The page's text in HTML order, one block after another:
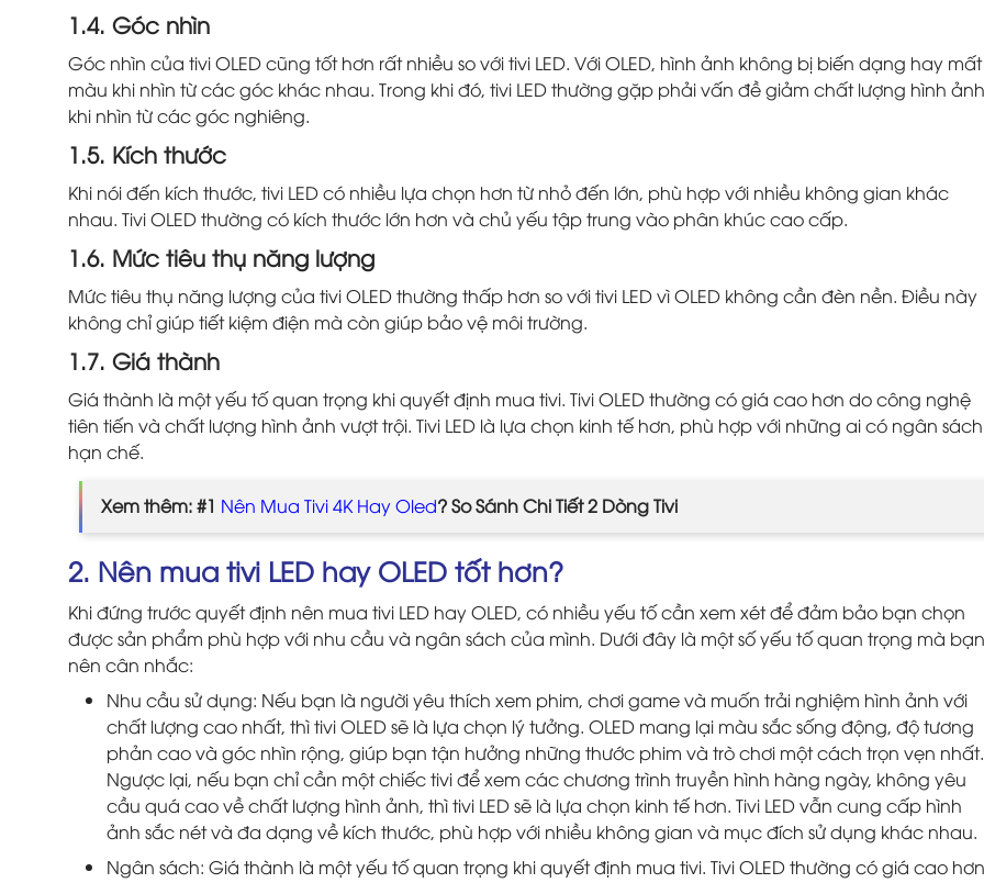
1.4. Góc nhìn
Góc nhìn của tivi OLED cũng tốt hơn rất nhiều so với tivi LED. Với OLED, hình ảnh không bị biến dạng hay mất
màu khi nhìn từ các góc khác nhau. Trong khi đó, tivi LED thường gặp phải vấn đề giảm chất lượng hình ảnh
khi nhìn từ các góc nghiêng.
1.5. Kích thước
Khi nói đến kích thước, tivi LED có nhiều lựa chọn hơn từ nhỏ đến lớn, phù hợp với nhiều không gian khác
nhau. Tivi OLED thường có kích thước lớn hơn và chủ yếu tập trung vào phân khúc cao cấp.
1.6. Mức tiêu thụ năng lượng
Mức tiêu thụ năng lượng của tivi OLED thường thấp hơn so với tivi LED vì OLED không cần đèn nền. Điều này
không chỉ giúp tiết kiệm điện mà còn giúp bảo vệ môi trường.
1.7. Giá thành
Giá thành là một yếu tố quan trọng khi quyết định mua tivi. Tivi OLED thường có giá cao hơn do công nghệ
tiên tiến và chất lượng hình ảnh vượt trội. Tivi LED là lựa chọn kinh tế hơn, phù hợp với những ai có ngân sách
hạn chế.
Xem thêm: #1 Nên Mua Tivi 4K Hay Oled? So Sánh Chi Tiết 2 Dòng Tivi
2. Nên mua tivi LED hay OLED tốt hơn?
Khi đứng trước quyết định nên mua tivi LED hay OLED, có nhiều yếu tố cần xem xét để đảm bảo bạn chọn
được sản phẩm phù hợp với nhu cầu và ngân sách của mình. Dưới đây là một số yếu tố quan trọng mà bạn
nên cân nhắc:
Nhu cầu sử dụng: Nếu bạn là người yêu thích xem phim, chơi game và muốn trải nghiệm hình ảnh với
chất lượng cao nhất, thì tivi OLED sẽ là lựa chọn lý tưởng. OLED mang lại màu sắc sống động, độ tương
phản cao và góc nhìn rộng, giúp bạn tận hưởng những thước phim và trò chơi một cách trọn vẹn nhất.
Ngược lại, nếu bạn chỉ cần một chiếc tivi để xem các chương trình truyền hình hàng ngày, không yêu
cầu quá cao về chất lượng hình ảnh, thì tivi LED sẽ là lựa chọn kinh tế hơn. Tivi LED vẫn cung cấp hình
ảnh sắc nét và đa dạng về kích thước, phù hợp với nhiều không gian và mục đích sử dụng khác nhau.
Ngân sách: Giá thành là một yếu tố quan trọng khi quyết định mua tivi. Tivi OLED thường có giá cao hơn